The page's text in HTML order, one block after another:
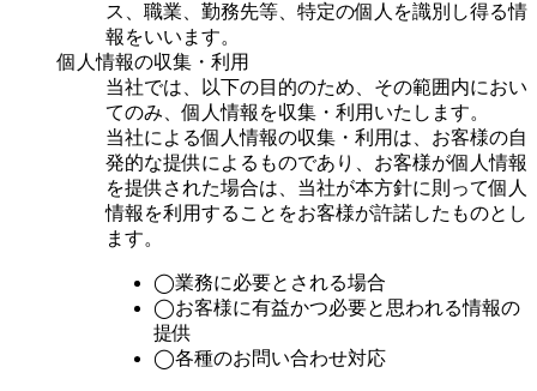
ス、職業、勤務先等、特定の個人を識別し得る情
報をいいます。
個人情報の収集・利用
当社では、以下の目的のため、その範囲内におい
てのみ、個人情報を収集・利用いたします。
当社による個人情報の収集・利用は、お客様の自
発的な提供によるものであり、お客様が個人情報
を提供された場合は、当社が本方針に則って個人
情報を利用することをお客様が許諾したものとし
ます。
◯業務に必要とされる場合
◯お客様に有益かつ必要と思われる情報の
提供
◯各種のお問い合わせ対応